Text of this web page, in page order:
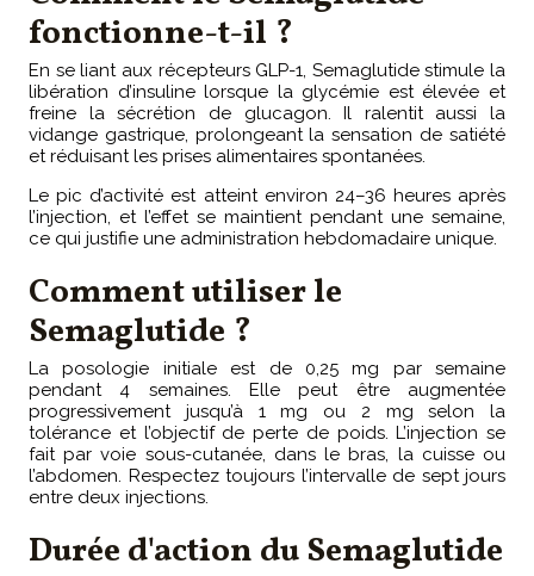
fonctionne-t-il ?
En se liant aux récepteurs GLP-1, Semaglutide stimule la
libération d’insuline lorsque la glycémie est élevée et
freine la sécrétion de glucagon. Il ralentit aussi la
vidange gastrique, prolongeant la sensation de satiété
et réduisant les prises alimentaires spontanées.
Le pic d’activité est atteint environ 24–36 heures après
l’injection, et l’effet se maintient pendant une semaine,
ce qui justifie une administration hebdomadaire unique.
Comment utiliser le
Semaglutide ?
La posologie initiale est de 0,25 mg par semaine
pendant 4 semaines. Elle peut être augmentée
progressivement jusqu’à 1 mg ou 2 mg selon la
tolérance et l’objectif de perte de poids. L’injection se
fait par voie sous-cutanée, dans le bras, la cuisse ou
l’abdomen. Respectez toujours l’intervalle de sept jours
entre deux injections.
Durée d'action du Semaglutide